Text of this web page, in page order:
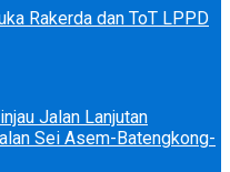
Rakerda dan ToT LPPD
Jalan Lanjutan
Sei Asem-Batengkong-